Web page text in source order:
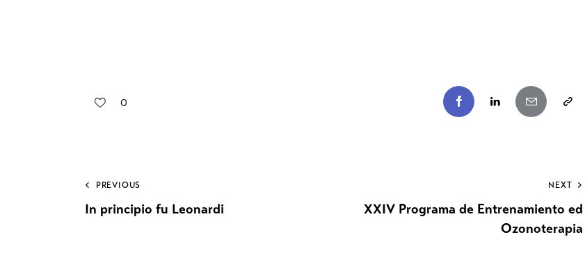
0
PREVIOUS
In principio fu Leonardi
NEXT
XXIV Programa de Entrenamiento ed
Ozonoterapia